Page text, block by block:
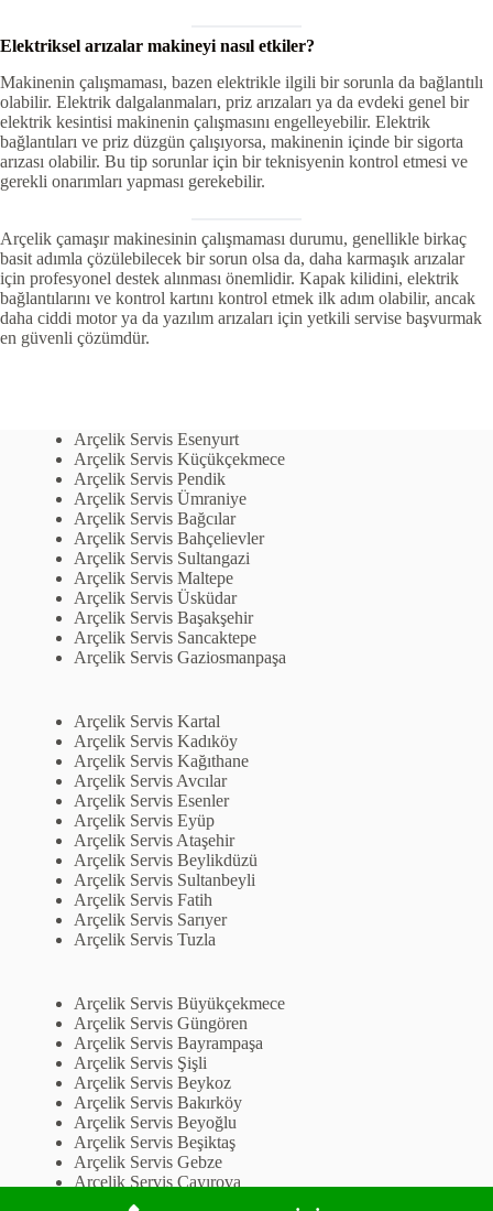
Elektriksel arızalar makineyi nasıl etkiler?
Makinenin çalışmaması, bazen elektrikle ilgili bir sorunla da bağlantılı
olabilir. Elektrik dalgalanmaları, priz arızaları ya da evdeki genel bir
elektrik kesintisi makinenin çalışmasını engelleyebilir. Elektrik
bağlantıları ve priz düzgün çalışıyorsa, makinenin içinde bir sigorta
arızası olabilir. Bu tip sorunlar için bir teknisyenin kontrol etmesi ve
gerekli onarımları yapması gerekebilir.
Arçelik çamaşır makinesinin çalışmaması durumu, genellikle birkaç
basit adımla çözülebilecek bir sorun olsa da, daha karmaşık arızalar
için profesyonel destek alınması önemlidir. Kapak kilidini, elektrik
bağlantılarını ve kontrol kartını kontrol etmek ilk adım olabilir, ancak
daha ciddi motor ya da yazılım arızaları için yetkili servise başvurmak
en güvenli çözümdür.
Arçelik Servis Esenyurt
Arçelik Servis Küçükçekmece
Arçelik Servis Pendik
Arçelik Servis Ümraniye
Arçelik Servis Bağcılar
Arçelik Servis Bahçelievler
Arçelik Servis Sultangazi
Arçelik Servis Maltepe
Arçelik Servis Üsküdar
Arçelik Servis Başakşehir
Arçelik Servis Sancaktepe
Arçelik Servis Gaziosmanpaşa
Arçelik Servis Kartal
Arçelik Servis Kadıköy
Arçelik Servis Kağıthane
Arçelik Servis Avcılar
Arçelik Servis Esenler
Arçelik Servis Eyüp
Arçelik Servis Ataşehir
Arçelik Servis Beylikdüzü
Arçelik Servis Sultanbeyli
Arçelik Servis Fatih
Arçelik Servis Sarıyer
Arçelik Servis Tuzla
Arçelik Servis Büyükçekmece
Arçelik Servis Güngören
Arçelik Servis Bayrampaşa
Arçelik Servis Şişli
Arçelik Servis Beykoz
Arçelik Servis Bakırköy
Arçelik Servis Beyoğlu
Arçelik Servis Beşiktaş
Arçelik Servis Gebze
Arçelik Servis Çayırova
Arçelik Servis Darıca